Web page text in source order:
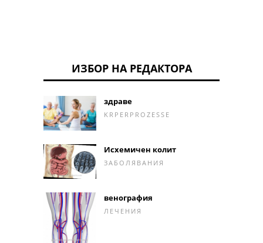
ИЗБОР НА РЕДАКТОРА
здраве
KRPERPROZESSE
Исхемичен колит
ЗАБОЛЯВАНИЯ
венография
ЛЕЧЕНИЯ